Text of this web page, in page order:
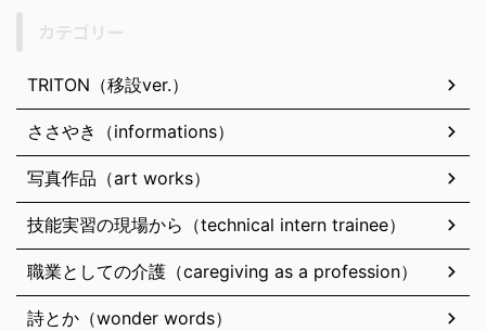
TRITON（移設ver.）
ささやき（informations）
写真作品（art works）
技能実習の現場から（technical intern trainee）
職業としての介護（caregiving as a profession）
詩とか（wonder words）